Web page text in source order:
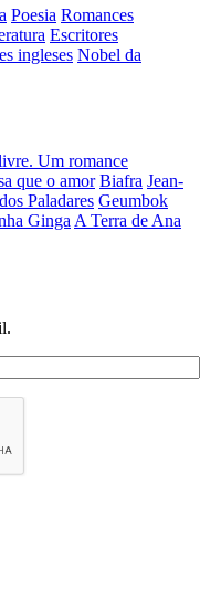
Poesia Romances
Escritores
ingleses Nobel da
Um romance
que o amor Biafra Jean-
Paladares Geumbok
Ginga A Terra de Ana